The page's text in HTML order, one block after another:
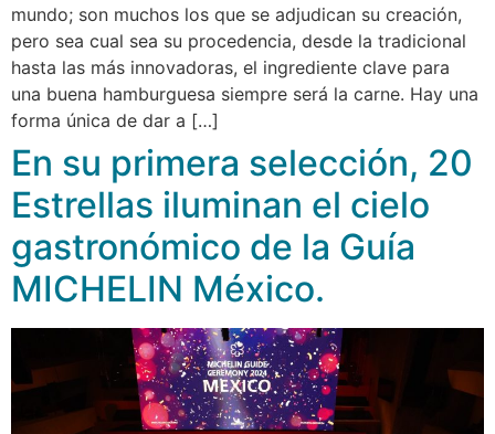
mundo; son muchos los que se adjudican su creación,
pero sea cual sea su procedencia, desde la tradicional
hasta las más innovadoras, el ingrediente clave para
una buena hamburguesa siempre será la carne. Hay una
forma única de dar a […]
En su primera selección, 20
Estrellas iluminan el cielo
gastronómico de la Guía
MICHELIN México.